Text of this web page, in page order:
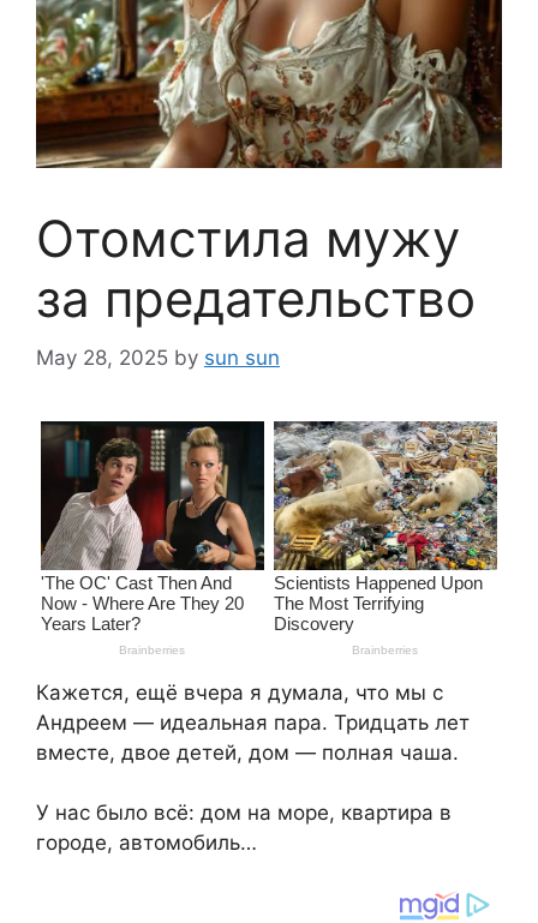
Отомстила мужу
за предательство
May 28, 2025 by sun sun
Кажется, ещё вчера я думала, что мы с
Андреем — идеальная пара. Тридцать лет
вместе, двое детей, дом — полная чаша.
У нас было всё: дом на море, квартира в
городе, автомобиль…